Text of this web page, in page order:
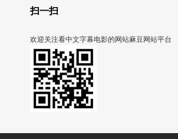
扫一扫
欢迎关注看中文字幕电影的网站麻豆网站平台